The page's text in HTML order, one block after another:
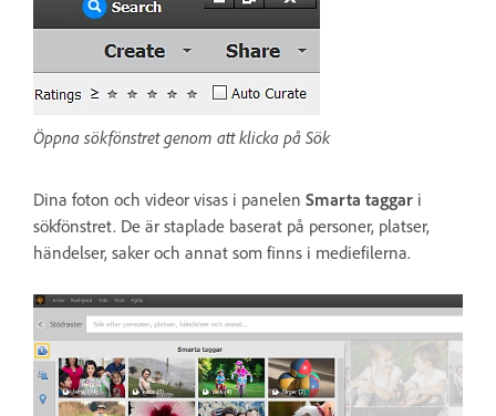
Öppna sökfönstret genom att klicka på Sök
Dina foton och videor visas i panelen Smarta taggar i
sökfönstret. De är staplade baserat på personer, platser,
händelser, saker och annat som finns i mediefilerna.